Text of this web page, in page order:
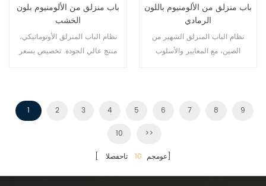
باب منزلق من الألومنيوم بلون
الخشب
نظام الباب المنزلق الأوتوماتيكي،
منتج عالي الجودة. تخصيص بسعر
باب منزلق من الألومنيوم باللون
الرمادي
نظام الباب المنزلق الشهير من
الصين، مع المعايير والأسلوب
1 2 3 4 5 6 7 8 9
10 >>
[ عومجم 10 تاحفصلا]